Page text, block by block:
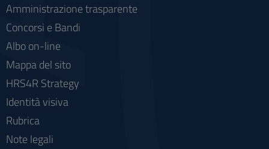
Amministrazione trasparente
Concorsi e Bandi
Albo on-line
Mappa del sito
HRS4R Strategy
Identità visiva
Rubrica
Note legali